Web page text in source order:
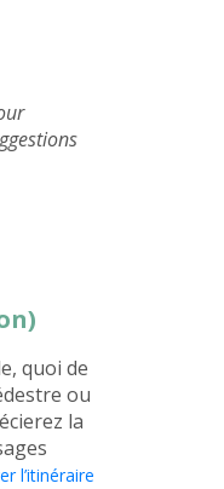
quoi de
ou
la
l’itinéraire